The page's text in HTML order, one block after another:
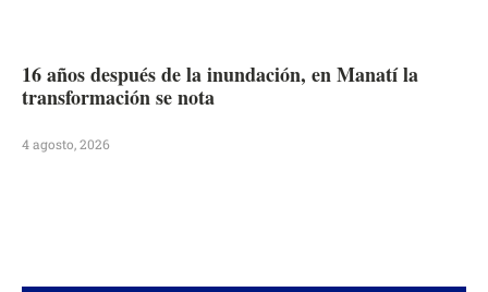
16 años después de la inundación, en Manatí la
transformación se nota
4 agosto, 2026